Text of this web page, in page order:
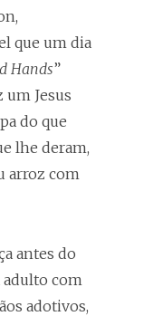
que um dia
Hands”
um Jesus
do que
lhe deram,
arroz com
antes do
com
adotivos,